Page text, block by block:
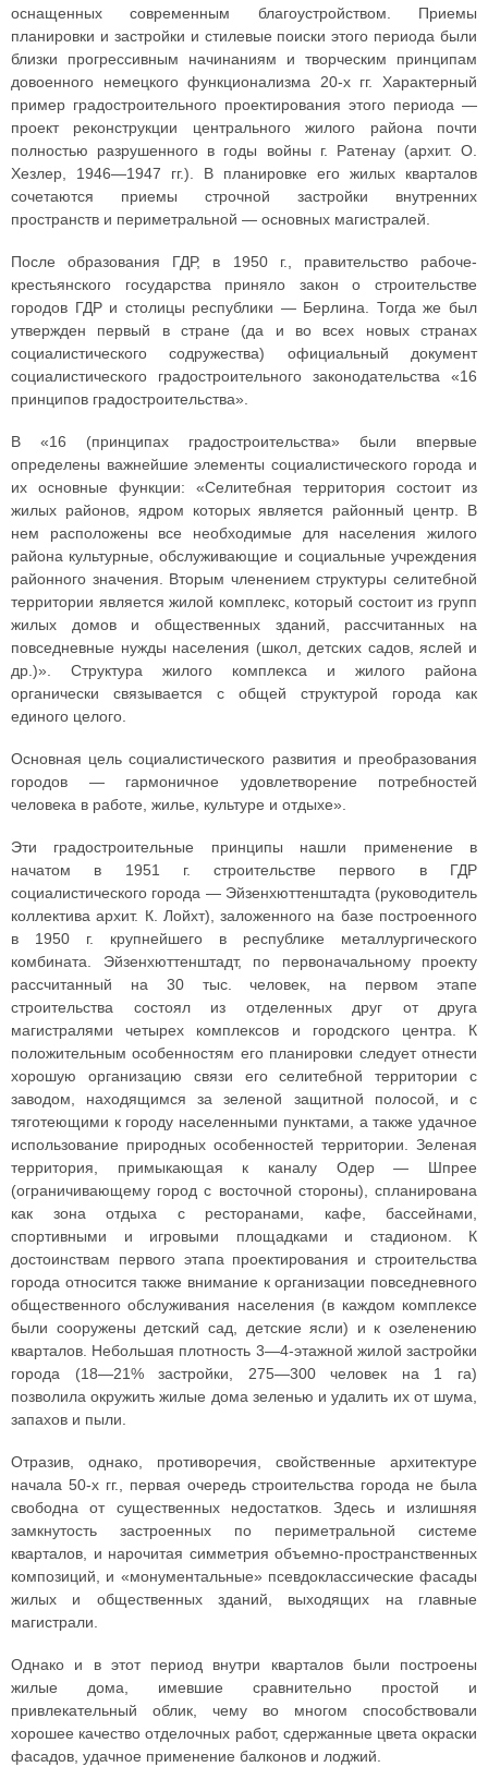
оснащенных современным благоустройством. Приемы
планировки и застройки и стилевые поиски этого периода были
близки прогрессивным начинаниям и творческим принципам
довоенного немецкого функционализма 20-х гг. Характерный
пример градостроительного проектирования этого периода —
проект реконструкции центрального жилого района почти
полностью разрушенного в годы войны г. Ратенау (архит. О.
Хезлер, 1946—1947 гг.). В планировке его жилых кварталов
сочетаются приемы строчной застройки внутренних
пространств и периметральной — основных магистралей.
После образования ГДР, в 1950 г., правительство рабоче-
крестьянского государства приняло закон о строительстве
городов ГДР и столицы республики — Берлина. Тогда же был
утвержден первый в стране (да и во всех новых странах
социалистического содружества) официальный документ
социалистического градостроительного законодательства «16
принципов градостроительства».
В «16 (принципах градостроительства» были впервые
определены важнейшие элементы социалистического города и
их основные функции: «Селитебная территория состоит из
жилых районов, ядром которых является районный центр. В
нем расположены все необходимые для населения жилого
района культурные, обслуживающие и социальные учреждения
районного значения. Вторым членением структуры селитебной
территории является жилой комплекс, который состоит из групп
жилых домов и общественных зданий, рассчитанных на
повседневные нужды населения (школ, детских садов, яслей и
др.)». Структура жилого комплекса и жилого района
органически связывается с общей структурой города как
единого целого.
Основная цель социалистического развития и преобразования
городов — гармоничное удовлетворение потребностей
человека в работе, жилье, культуре и отдыхе».
Эти градостроительные принципы нашли применение в
начатом в 1951 г. строительстве первого в ГДР
социалистического города — Эйзенхюттенштадта (руководитель
коллектива архит. К. Лойхт), заложенного на базе построенного
в 1950 г. крупнейшего в республике металлургического
комбината. Эйзенхюттенштадт, по первоначальному проекту
рассчитанный на 30 тыс. человек, на первом этапе
строительства состоял из отделенных друг от друга
магистралями четырех комплексов и городского центра. К
положительным особенностям его планировки следует отнести
хорошую организацию связи его селитебной территории с
заводом, находящимся за зеленой защитной полосой, и с
тяготеющими к городу населенными пунктами, а также удачное
использование природных особенностей территории. Зеленая
территория, примыкающая к каналу Одер — Шпрее
(ограничивающему город с восточной стороны), спланирована
как зона отдыха с ресторанами, кафе, бассейнами,
спортивными и игровыми площадками и стадионом. К
достоинствам первого этапа проектирования и строительства
города относится также внимание к организации повседневного
общественного обслуживания населения (в каждом комплексе
были сооружены детский сад, детские ясли) и к озеленению
кварталов. Небольшая плотность 3—4-этажной жилой застройки
города (18—21% застройки, 275—300 человек на 1 га)
позволила окружить жилые дома зеленью и удалить их от шума,
запахов и пыли.
Отразив, однако, противоречия, свойственные архитектуре
начала 50-х гг., первая очередь строительства города не была
свободна от существенных недостатков. Здесь и излишняя
замкнутость застроенных по периметральной системе
кварталов, и нарочитая симметрия объемно-пространственных
композиций, и «монументальные» псевдоклассические фасады
жилых и общественных зданий, выходящих на главные
магистрали.
Однако и в этот период внутри кварталов были построены
жилые дома, имевшие сравнительно простой и
привлекательный облик, чему во многом способствовали
хорошее качество отделочных работ, сдержанные цвета окраски
фасадов, удачное применение балконов и лоджий.